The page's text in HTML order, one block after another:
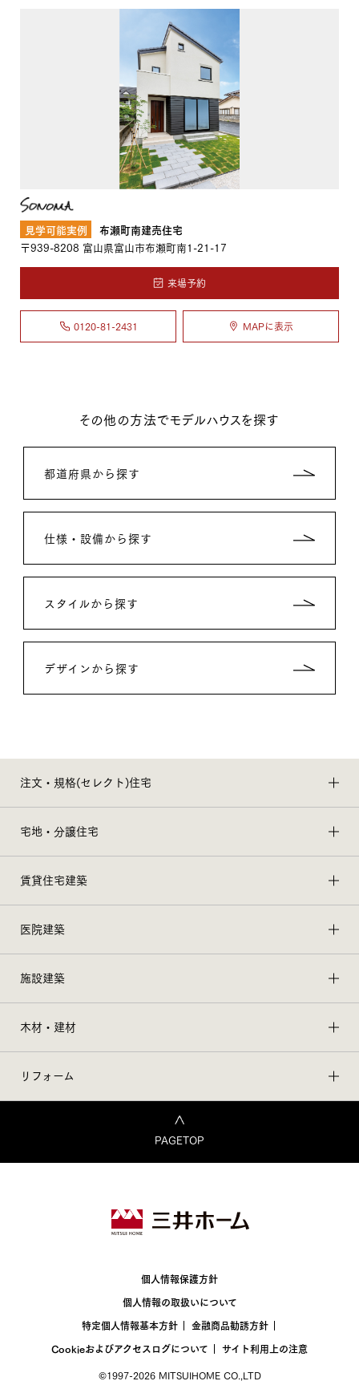
見学可能実例 布瀬町南建売住宅
〒939-8208 富山県富山市布瀬町南1-21-17
来場予約
0120-81-2431 MAPに表示
その他の方法でモデルハウスを探す
都道府県から探す
仕様・設備から探す
スタイルから探す
デザインから探す
注文・規格(セレクト)住宅
宅地・分譲住宅
賃貸住宅建築
医院建築
施設建築
木材・建材
リフォーム
PAGETOP
個人情報保護方針
個人情報の取扱いについて
特定個人情報基本方針
金融商品勧誘方針
Cookieおよびアクセスログについて
サイト利用上の注意
©1997-2026 MITSUIHOME CO.,LTD